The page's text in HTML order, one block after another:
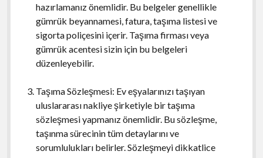
hazırlamanız önemlidir. Bu belgeler genellikle
gümrük beyannamesi, fatura, taşıma listesi ve
sigorta poliçesini içerir. Taşıma firması veya
gümrük acentesi sizin için bu belgeleri
düzenleyebilir.
Taşıma Sözleşmesi: Ev eşyalarınızı taşıyan
uluslararası nakliye şirketiyle bir taşıma
sözleşmesi yapmanız önemlidir. Bu sözleşme,
taşınma sürecinin tüm detaylarını ve
sorumlulukları belirler. Sözleşmeyi dikkatlice